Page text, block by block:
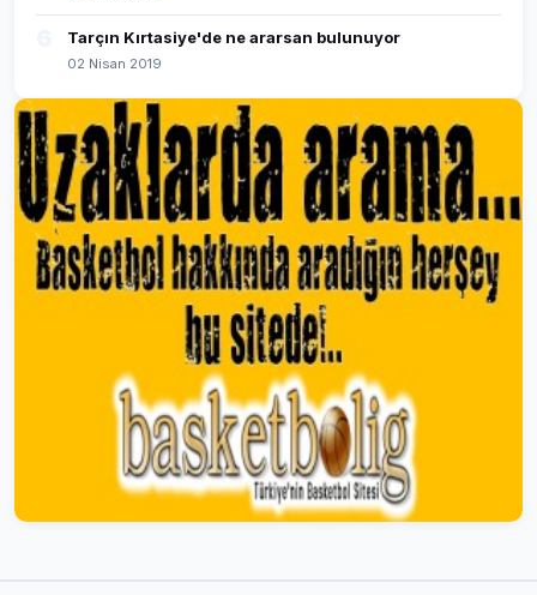
Tarçın Kırtasiye'de ne ararsan bulunuyor
02 Nisan 2019